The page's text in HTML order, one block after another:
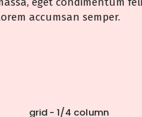
accumsan semper.
grid - 1/4 column